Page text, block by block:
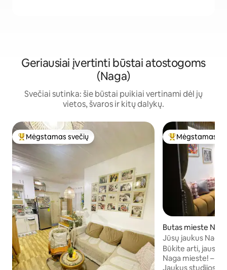
Geriausiai įvertinti būstai atostogoms
(Naga)
Svečiai sutinka: šie būstai puikiai vertinami dėl jų
vietos, švaros ir kitų dalykų.
Svečių mėgstamiausias
Mėgstamas svečių Svečių
Mėgstamas
Butas mieste
Jūsų jaukus Naga
Netflix
stovėjimo aikštelė
Būkite arti,
Naga mieste! –
Jaukus studijos